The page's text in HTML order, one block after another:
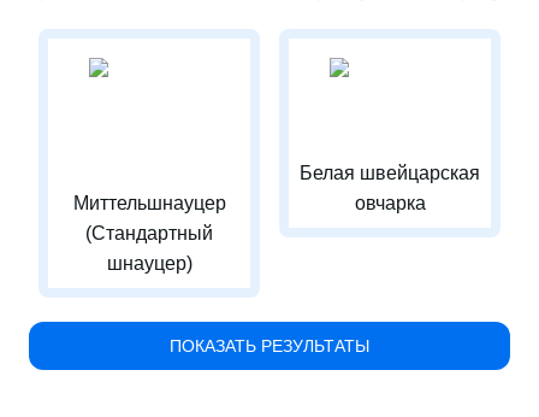
Миттельшнауцер
(Стандартный
шнауцер)
Белая швейцарская
овчарка
ПОКАЗАТЬ РЕЗУЛЬТАТЫ